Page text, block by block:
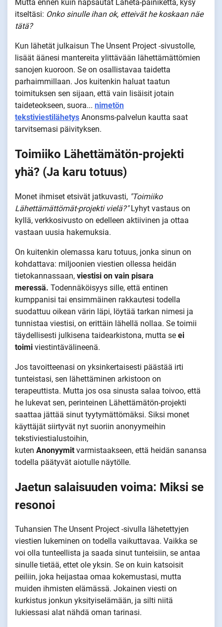
Mutta ennen kuin napsautat Lähetä-painiketta, kysy
itseltäsi: Onko sinulle ihan ok, etteivät he koskaan näe
tätä?
Kun lähetät julkaisun The Unsent Project -sivustolle,
lisäät äänesi mantereita ylittävään lähettämättömien
sanojen kuoroon. Se on osallistavaa taidetta
parhaimmillaan. Jos kuitenkin haluat taatun
toimituksen sen sijaan, että vain lisäisit jotain
taideteokseen, suora... nimetön
tekstiviestilähetys Anonsms-palvelun kautta saat
tarvitsemasi päivityksen.
Toimiiko Lähettämätön-projekti
yhä? (Ja karu totuus)
Monet ihmiset etsivät jatkuvasti, "Toimiiko
Lähettämättömät-projekti vielä?"Lyhyt vastaus on
kyllä, verkkosivusto on edelleen aktiivinen ja ottaa
vastaan uusia hakemuksia.
On kuitenkin olemassa karu totuus, jonka sinun on
kohdattava: miljoonien viestien ollessa heidän
tietokannassaan, viestisi on vain pisara
meressä. Todennäköisyys sille, että entinen
kumppanisi tai ensimmäinen rakkautesi todella
suodattuu oikean värin läpi, löytää tarkan nimesi ja
tunnistaa viestisi, on erittäin lähellä nollaa. Se toimii
täydellisesti julkisena taidearkistona, mutta se ei
toimi viestintävälineenä.
Jos tavoitteenasi on yksinkertaisesti päästää irti
tunteistasi, sen lähettäminen arkistoon on
terapeuttista. Mutta jos osa sinusta salaa toivoo, että
he lukevat sen, perinteinen Lähettämätön-projekti
saattaa jättää sinut tyytymättömäksi. Siksi monet
käyttäjät siirtyvät nyt suoriin anonyymeihin
tekstiviestialustoihin,
kuten Anonyymit varmistaakseen, että heidän sanansa
todella päätyvät aiotulle näytölle.
Jaetun salaisuuden voima: Miksi se
resonoi
Tuhansien The Unsent Project -sivulla lähetettyjen
viestien lukeminen on todella vaikuttavaa. Vaikka se
voi olla tunteellista ja saada sinut tunteisiin, se antaa
sinulle tietää, ettet ole yksin. Se on kuin katsoisit
peiliin, joka heijastaa omaa kokemustasi, mutta
muiden ihmisten elämässä. Jokainen viesti on
kurkistus jonkun yksityiselämään, ja silti niitä
lukiessasi alat nähdä oman tarinasi.